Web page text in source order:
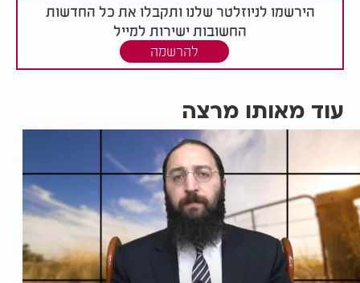
הירשמו לניוזלטר שלנו ותקבלו את כל החדשות
החשובות ישירות למייל
להרשמה
עוד מאותו מרצה